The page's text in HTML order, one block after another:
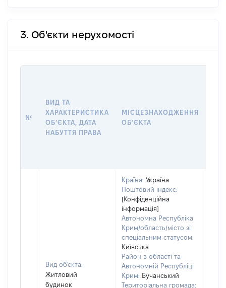
3. Об'єкти нерухомості
№
ВИД ТА
ХАРАКТЕРИСТИКА
ОБʼЄКТА, ДАТА
НАБУТТЯ ПРАВА
МІСЦЕЗНАХОДЖЕННЯ
ОБʼЄКТА
Вид об'єкта:
Житловий
будинок
Країна: Україна
Поштовий індекс:
[Конфіденційна
інформація]
Автономна Республіка
Крим/область/місто зі
спеціальним статусом:
Київська
Район в області та
Автономній Республіці
Крим: Бучанський
Територіальна громада: